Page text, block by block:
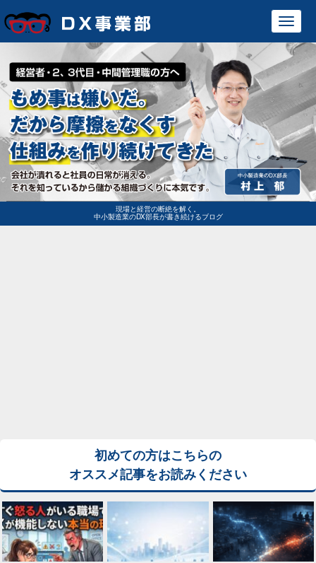
現場と経営の断絶を解く。
中小製造業のDX部長が書き続けるブログ
初めての方はこちらの
オススメ記事をお読みください